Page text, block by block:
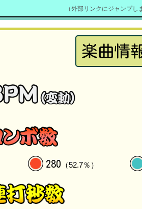
（外部リンクにジャンプし
楽曲情
280 （52.7％）